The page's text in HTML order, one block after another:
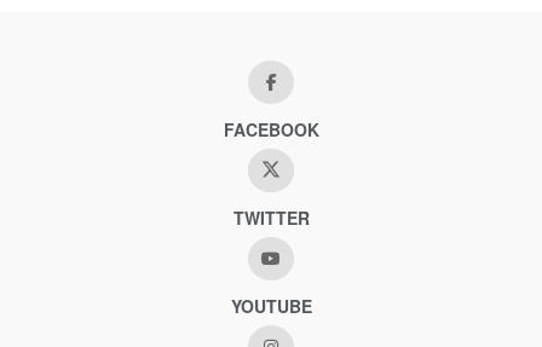
FACEBOOK
TWITTER
YOUTUBE